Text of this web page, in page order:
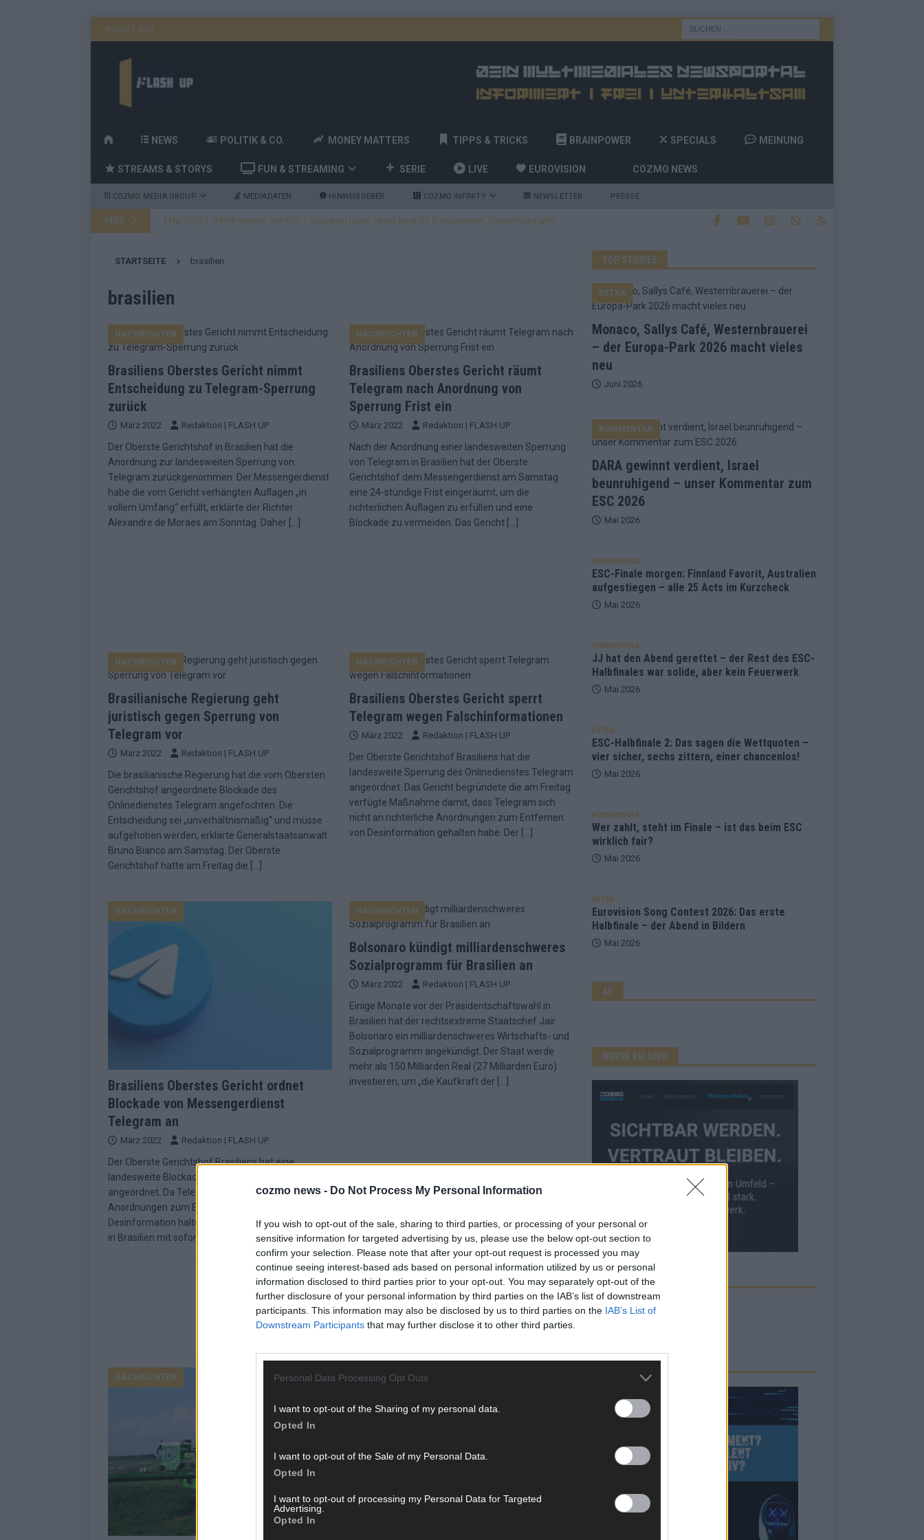
cozmo news - Do Not Process My Personal Information
If you wish to opt-out of the sale, sharing to third parties, or processing of your personal or
sensitive information for targeted advertising by us, please use the below opt-out section to
confirm your selection. Please note that after your opt-out request is processed you may
continue seeing interest-based ads based on personal information utilized by us or personal
information disclosed to third parties prior to your opt-out. You may separately opt-out of the
further disclosure of your personal information by third parties on the IAB’s list of downstream
participants. This information may also be disclosed by us to third parties on the IAB’s List of
Downstream Participants that may further disclose it to other third parties.
Personal Data Processing Opt Outs
I want to opt-out of the Sharing of my personal data.
Opted In
I want to opt-out of the Sale of my Personal Data.
Opted In
I want to opt-out of processing my Personal Data for Targeted
Advertising.
Opted In
AUGUST 2026
H
M
E
NEWS POLITIK & CO. MONEY MATTERS TIPPS & TRICKS BRAINPOWER SPECIALS MEINUNG
STREAMS & STORYS FUN & STREAMING SERIE LIVE EUROVISION COZMO NEWS
COZMO MEDIA GROUP MEDIADATEN HINWEISGEBER COZMO INFINITY NEWSLETTER PRESSE
FEED [ Mai 2026 ] DARA gewinnt den ESC – Bulgarien jubelt, Israel sorgt für Diskussionen, Deutschland geht
[ Mai 2026 ] JJ, Lordi, Verka Serduchka und Billy Joel – das ESC-Finale wird eine Party
[ Mai 2026 ] ESC-Finale morgen: Finnland Favorit, Australien aufgestiegen – alle 25 Acts im Kurzcheck
[ Mai 2026 ] „Douze Points“ – wie eine Zahl zur Ikone wurde: 70 Jahre ESC-Wertungsgeschichte!
[ Mai 2026 ] Das ESC-Finale ist komplett – 26 Länder wollen den Sieg in Wien EUROVISION
JJ hat den Abend gerettet – der Rest des ESC-Halbfinales war solide, aber kein Feuerwerk
KOMMENTAR
[ Mai 2026 ] ESC-Halbfinale 2: Das sagen die Wettquoten – vier sicher, sechs zittern, einer chancenlos!
EXTRA
STARTSEITE brasilien
brasilien
NACHRICHTEN
Brasiliens Oberstes Gericht nimmt
Entscheidung zu Telegram-Sperrung
zurück
März 2022 Redaktion | FLASH UP
Der Oberste Gerichtshof in Brasilien hat die
Anordnung zur landesweiten Sperrung von
Telegram zurückgenommen. Der Messengerdienst
habe die vom Gericht verhängten Auflagen „in
vollem Umfang“ erfüllt, erklärte der Richter
Alexandre de Moraes am Sonntag. Daher
NACHRICHTEN
Brasiliens Oberstes Gericht räumt
Telegram nach Anordnung von
Sperrung Frist ein
März 2022 Redaktion | FLASH UP
Nach der Anordnung einer landesweiten Sperrung
von Telegram in Brasilien hat der Oberste
Gerichtshof dem Messengerdienst am Samstag
eine 24-stündige Frist eingeräumt, um die
richterlichen Auflagen zu erfüllen und eine
Blockade zu vermeiden. Das Gericht
NACHRICHTEN
Brasilianische Regierung geht
juristisch gegen Sperrung von
Telegram vor
März 2022 Redaktion | FLASH UP
Die brasilianische Regierung hat die vom Obersten
Gerichtshof angeordnete Blockade des
Onlinedienstes Telegram angefochten. Die
Entscheidung sei „unverhältnismäßig“ und müsse
aufgehoben werden, erklärte Generalstaatsanwalt
Bruno Bianco am Samstag. Der Oberste
Gerichtshof hatte am Freitag die
NACHRICHTEN
Brasiliens Oberstes Gericht sperrt
Telegram wegen Falschinformationen
März 2022 Redaktion | FLASH UP
Der Oberste Gerichtshof Brasiliens hat die
landesweite Sperrung des Onlinedienstes Telegram
angeordnet. Das Gericht begründete die am Freitag
verfügte Maßnahme damit, dass Telegram sich
nicht an richterliche Anordnungen zum Entfernen
von Desinformation gehalten habe. Der
NACHRICHTEN
Brasiliens Oberstes Gericht ordnet
Blockade von Messengerdienst
Telegram an
März 2022 Redaktion | FLASH UP
Der Oberste Gerichtshof Brasiliens hat eine
landesweite Blockade des Onlinedienstes Telegram
angeordnet. Da Telegram sich nicht an gerichtliche
Anordnungen zum Entfernen von Beiträgen mit
Desinformation halte, werde der Messengerdienst
in Brasilien mit sofortiger Wirkung gesperrt, […]
NACHRICHTEN
Bolsonaro kündigt milliardenschweres
Sozialprogramm für Brasilien an
März 2022 Redaktion | FLASH UP
Einige Monate vor der Präsidentschaftswahl in
Brasilien hat der rechtsextreme Staatschef Jair
Bolsonaro ein milliardenschweres Wirtschafts- und
Sozialprogramm angekündigt. Der Staat werde
mehr als 150 Milliarden Real (27 Milliarden Euro)
investieren, um „die Kaufkraft der
NACHRICHTEN WISSEN
TOP STORIES
Monaco, Sallys Café, Westernbrauerei
– der Europa-Park 2026 macht vieles
neu
EXTRA
Juni 2026
DARA gewinnt verdient, Israel
beunruhigend – unser Kommentar zum
ESC 2026
KOMMENTAR
Mai 2026
KOMMENTAR
ESC-Finale morgen: Finnland Favorit, Australien
aufgestiegen – alle 25 Acts im Kurzcheck
Mai 2026
KOMMENTAR
JJ hat den Abend gerettet – der Rest des ESC-
Halbfinales war solide, aber kein Feuerwerk
Mai 2026
EXTRA
ESC-Halbfinale 2: Das sagen die Wettquoten –
vier sicher, sechs zittern, einer chancenlos!
Mai 2026
KOMMENTAR
Wer zahlt, steht im Finale – ist das beim ESC
wirklich fair?
Mai 2026
EXTRA
Eurovision Song Contest 2026: Das erste
Halbfinale – der Abend in Bildern
Mai 2026
AD
WERBE BEI UNS!
CHECK UNS AUF FACEBOOK
AD